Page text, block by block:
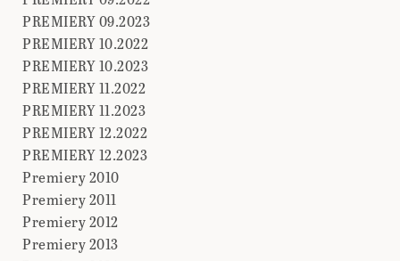
PREMIERY 09.2023
PREMIERY 10.2022
PREMIERY 10.2023
PREMIERY 11.2022
PREMIERY 11.2023
PREMIERY 12.2022
PREMIERY 12.2023
Premiery 2010
Premiery 2011
Premiery 2012
Premiery 2013